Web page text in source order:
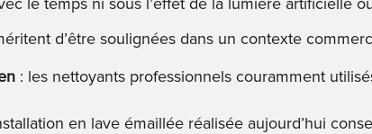
d’être soulignées dans un contexte
: les nettoyants professionnels couramment
en lave émaillée réalisée aujourd’hui